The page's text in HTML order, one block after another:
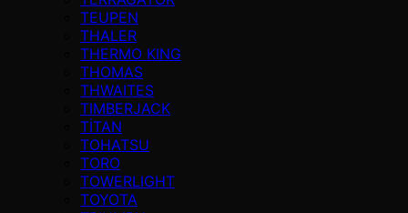
TEUPEN
THALER
THERMO KING
THOMAS
THWAITES
TIMBERJACK
TİTAN
TOHATSU
TORO
TOWERLIGHT
TOYOTA